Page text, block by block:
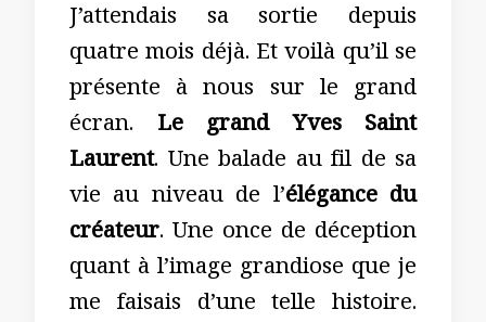
J’attendais sa sortie depuis
quatre mois déjà. Et voilà qu’il se
présente à nous sur le grand
écran. Le grand Yves Saint
Laurent. Une balade au fil de sa
vie au niveau de l’élégance du
créateur. Une once de déception
quant à l’image grandiose que je
me faisais d’une telle histoire.